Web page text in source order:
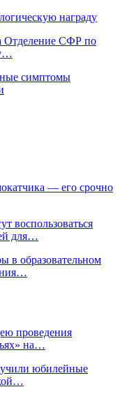
награду
Отделение СФР по
симптомы
— его срочно
воспользоваться
для…
в образовательном
проведения
на…
юбилейные